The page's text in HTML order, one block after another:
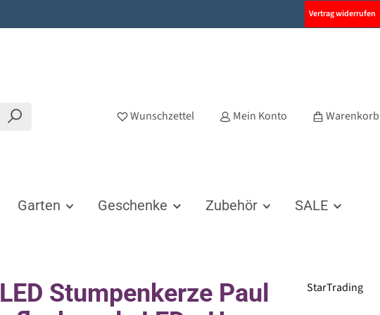
Vertrag widerrufen
Wunschzettel Mein Konto Warenkorb
Garten Geschenke Zubehör SALE
LED Stumpenkerze Paul
StarTrading